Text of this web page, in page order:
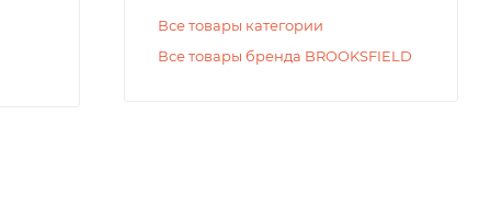
Все товары категории
Все товары бренда BROOKSFIELD